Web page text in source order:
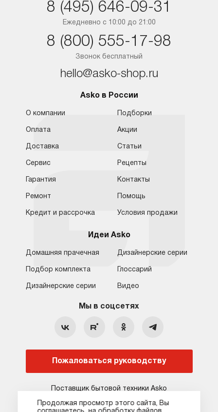
Москва
Москва
Краснодар
8 (800) 555-17-98 8 (495) 646-09-31
hello@asko-shop.ru
О компании Ремонт
Статьи и акции
Сервисные центры Кредит и рассрочка
Ростов-на-Дону
Ежедневно с 10:00 до 21:00
8 (495) 646-09-31
Звонок бесплатный
8 (800) 555-17-98
hello@asko-shop.ru
Asko в России
О компании
Оплата
Доставка
Сервис
Гарантия
Ремонт
Кредит и рассрочка
Подборки
Акции
Статьи
Рецепты
Контакты
Помощь
Условия продажи
Идеи Asko
Домашняя прачечная
Подбор комплекта
Дизайнерские серии
Дизайнерские серии
Глоссарий
Видео
Мы в соцсетях
Пожаловаться руководству
Поставщик бытовой техники Asko
Продолжая просмотр этого сайта, Вы